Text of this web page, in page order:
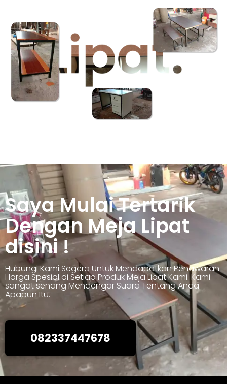
Saya Mulai Tertarik
Dengan Meja Lipat
disini !
Hubungi Kami Segera Untuk Mendapatkan Penawaran
Harga Spesial di Setiap Produk Meja Lipat Kami. Kami
sangat senang Mendengar Suara Tentang Anda
Apapun Itu.
082337447678